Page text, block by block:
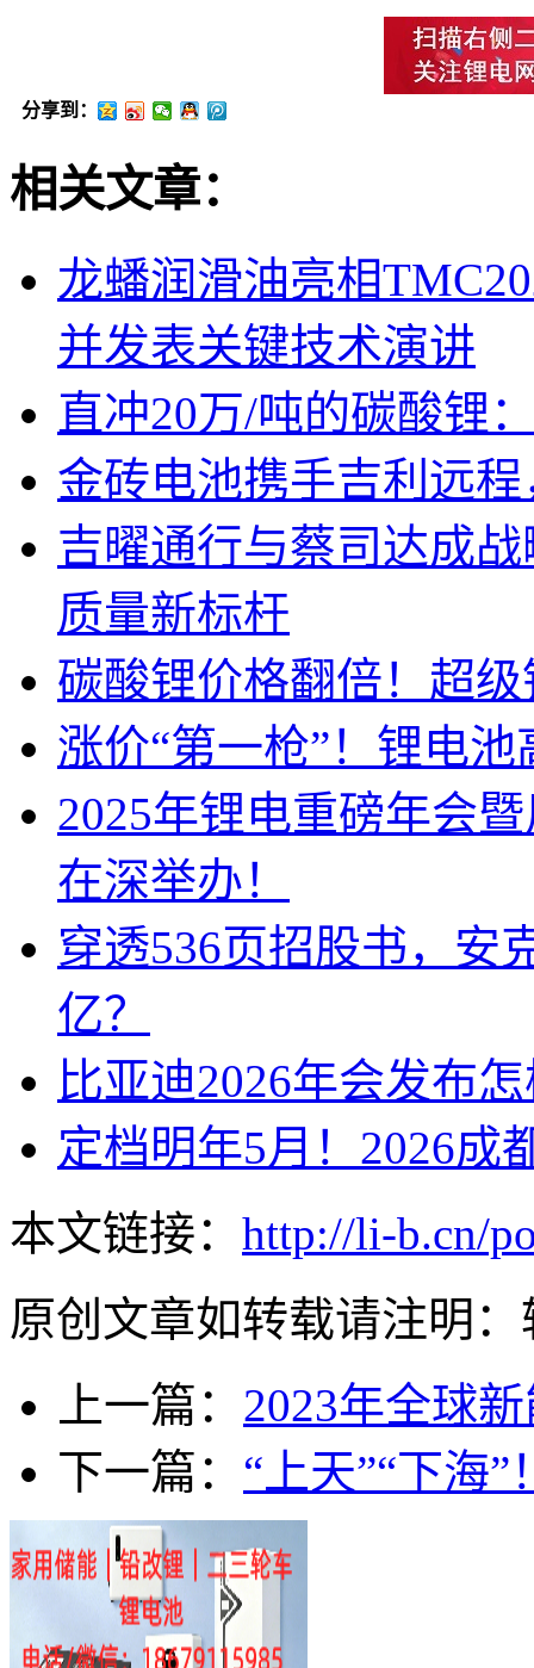
分享到：
相关文章：
龙蟠润滑油亮相
并发表关键技术演讲
直冲20万/吨的碳酸锂
金砖电池携手吉利远
吉曜通行与蔡司达成
质量新标杆
碳酸锂价格翻倍！超
涨价“第一枪”！锂电
2025年锂电重磅年会
在深举办！
穿透536页招股书，安
亿？
比亚迪2026年会发布
定档明年5月！2026成
本文链接： http://li-b.cn/
原创文章如转载请注明：
上一篇： 2023年全球
下一篇： “上天”“下海